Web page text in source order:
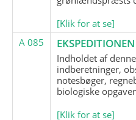
[Klik for at se]
A 085
Indholdet af
indberetninger,
notesbøger,
biologiske
[Klik for at se]